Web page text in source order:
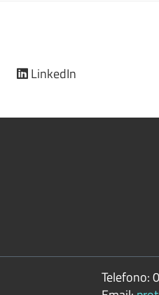
LinkedIn
Telefono: